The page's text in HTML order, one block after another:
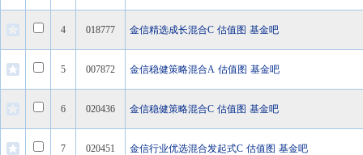
4 018777 金信精选成长混合C 估值图 基金吧
5 007872 金信稳健策略混合A 估值图 基金吧
6 020436 金信稳健策略混合C 估值图 基金吧
7 020451 金信行业优选混合发起式C 估值图 基金吧